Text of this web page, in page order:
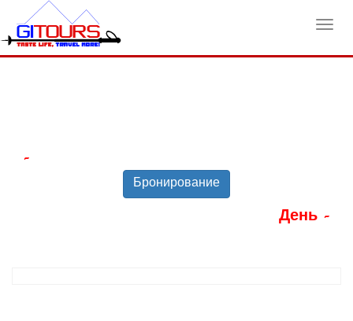
-
Бронирование
День -